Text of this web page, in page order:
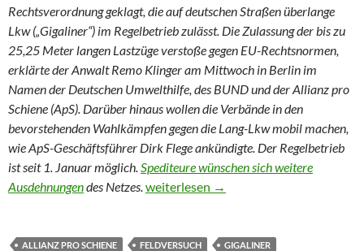
Rechtsverordnung geklagt, die auf deutschen Straßen überlange
Lkw („Gigaliner“) im Regelbetrieb zulässt. Die Zulassung der bis zu
25,25 Meter langen Lastzüge verstoße gegen EU-Rechtsnormen,
erklärte der Anwalt Remo Klinger am Mittwoch in Berlin im
Namen der Deutschen Umwelthilfe, des BUND und der Allianz pro
Schiene (ApS). Darüber hinaus wollen die Verbände in den
bevorstehenden Wahlkämpfen gegen die Lang-Lkw mobil machen,
wie ApS-Geschäftsführer Dirk Flege ankündigte. Der Regelbetrieb
ist seit 1. Januar möglich.Spediteure wünschen sich weitere
Ausdehnungendes Netzes.Umweltverbände klagen gegen
weiterlesen →
ALLIANZ PRO SCHIENE FELDVERSUCH
GIGALINER